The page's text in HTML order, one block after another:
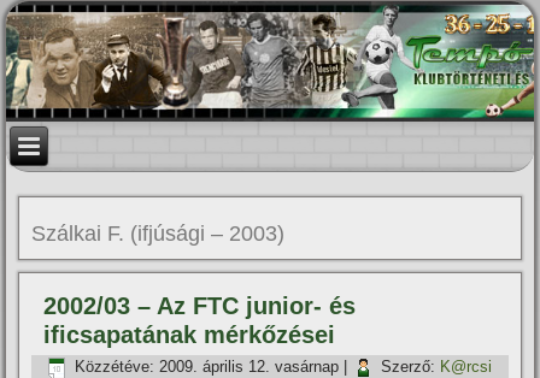
Szálkai F. (ifjúsági – 2003)
2002/03 – Az FTC junior- és
ificsapatának mérkőzései
Közzétéve: 2009. április 12. vasárnap Szerző: K@rcsi